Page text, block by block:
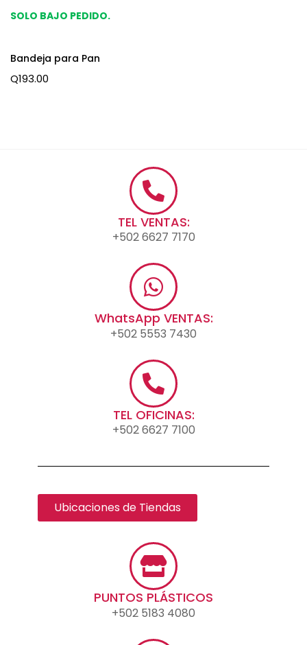
SOLO BAJO PEDIDO.
Bandeja para Pan
Q193.00
TEL VENTAS:
+502 6627 7170
WhatsApp VENTAS:
+502 5553 7430
TEL OFICINAS:
+502 6627 7100
Ubicaciones de Tiendas
PUNTOS PLÁSTICOS
+502 5183 4080